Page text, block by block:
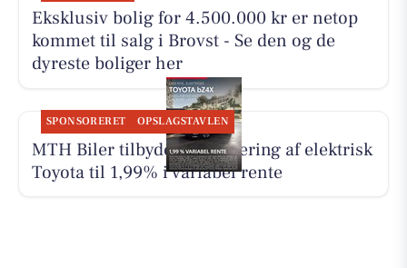
Eksklusiv bolig for 4.500.000 kr er netop
kommet til salg i Brovst - Se den og de
dyreste boliger her
SPONSORERET OPSLAGSTAVLEN
MTH Biler tilbyder finansiering af elektrisk
Toyota til 1,99% i variabel rente